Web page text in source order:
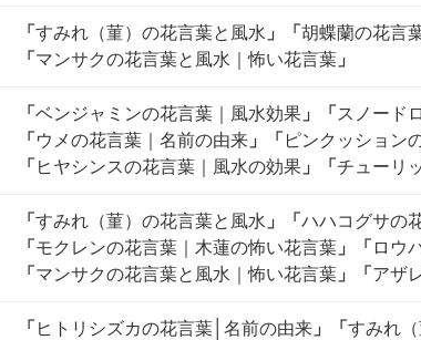
「 すみれ（菫）の花言葉と風水 」 「 胡蝶蘭の花言
「 マンサクの花言葉と風水｜怖い花言葉 」
「 ベンジャミンの花言葉｜風水効果 」 「 スノード
「 ウメの花言葉｜名前の由来 」 「 ピンクッション
「 ヒヤシンスの花言葉｜風水の効果 」 「 チューリ
「 すみれ（菫）の花言葉と風水 」 「 ハハコグサの
「 モクレンの花言葉｜木蓮の怖い花言葉 」 「 ロウ
「 マンサクの花言葉と風水｜怖い花言葉 」 「 アザ
「 ヒトリシズカの花言葉│名前の由来 」 「 すみれ